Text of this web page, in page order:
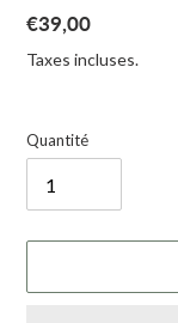
Prix normal
€39,00
Taxes incluses.
Quantité